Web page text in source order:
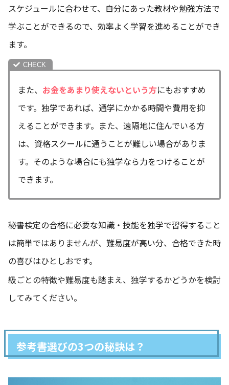
スケジュールに合わせて、自分にあった教材や勉強方法で
学ぶことができるので、効率よく学習を進めることができ
ます。
また、 お金をあまり使えないという方にもおすすめ
です。独学であれば、通学にかかる時間や費用を抑
えることができます。また、遠隔地に住んでいる方
は、資格スクールに通うことが難しい場合がありま
す。そのような場合にも独学なら力をつけることが
できます。
秘書検定の合格に必要な知識・技能を独学で習得すること
は簡単ではありませんが、難易度が高い分、合格できた時
の喜びはひとしおです。
級ごとの特徴や難易度も踏まえ、独学するかどうかを検討
してみてください。
参考書選びの3つの秘訣は？